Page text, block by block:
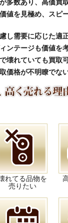
多数あり、高価買
値を見極め、スピ
し需要に応じた適正
ンテージも価値を
壊れていても買取可
価格が不明瞭でない
れてる品物を
売りたい